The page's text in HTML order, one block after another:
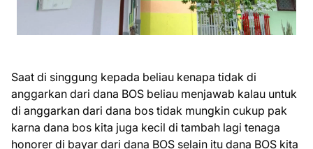
Saat di singgung kepada beliau kenapa tidak di
anggarkan dari dana BOS beliau menjawab kalau untuk
di anggarkan dari dana bos tidak mungkin cukup pak
karna dana bos kita juga kecil di tambah lagi tenaga
honorer di bayar dari dana BOS selain itu dana BOS kita